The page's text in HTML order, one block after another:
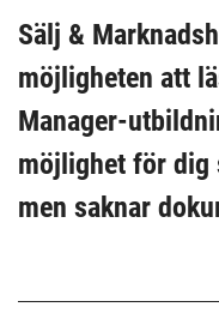
Sälj &
möjligheten att
Manager-
möjlighet för dig
men saknar